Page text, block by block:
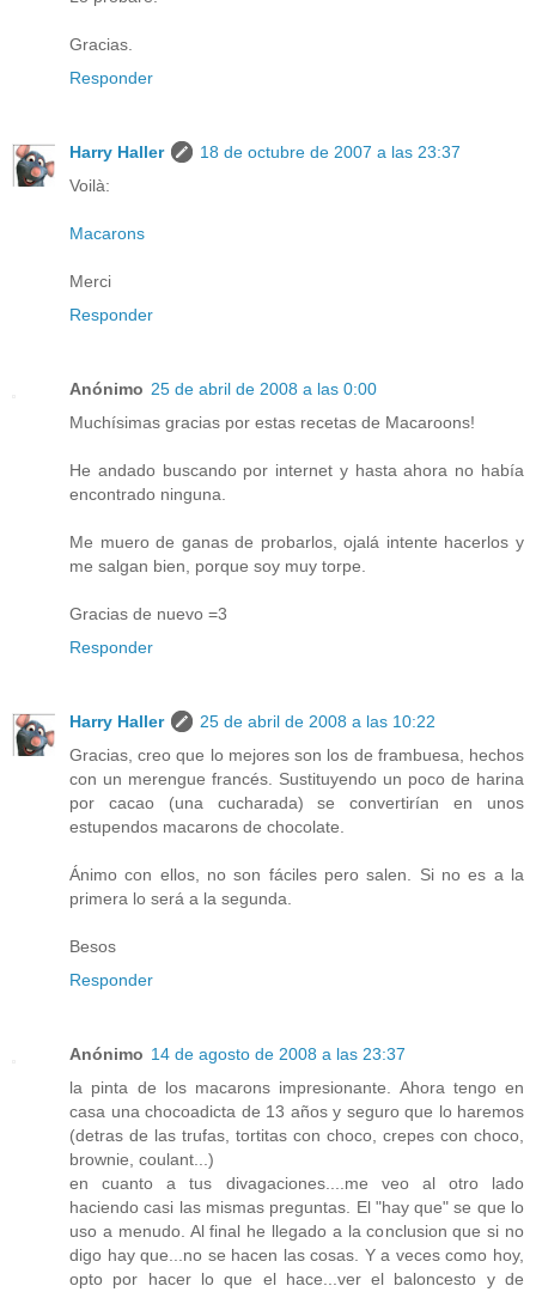
Gracias.
Responder
Harry Haller
18 de octubre de 2007 a las 23:37
Voilà:
Macarons
Merci
Responder
Anónimo 25 de abril de 2008 a las 0:00
Muchísimas gracias por estas recetas de Macaroons!
He andado buscando por internet y hasta ahora no había
encontrado ninguna.
Me muero de ganas de probarlos, ojalá intente hacerlos y
me salgan bien, porque soy muy torpe.
Gracias de nuevo =3
Responder
Harry Haller
25 de abril de 2008 a las 10:22
Gracias, creo que lo mejores son los de frambuesa, hechos
con un merengue francés. Sustituyendo un poco de harina
por cacao (una cucharada) se convertirían en unos
estupendos macarons de chocolate.
Ánimo con ellos, no son fáciles pero salen. Si no es a la
primera lo será a la segunda.
Besos
Responder
Anónimo 14 de agosto de 2008 a las 23:37
la pinta de los macarons impresionante. Ahora tengo en
casa una chocoadicta de 13 años y seguro que lo haremos
(detras de las trufas, tortitas con choco, crepes con choco,
brownie, coulant...)
en cuanto a tus divagaciones....me veo al otro lado
haciendo casi las mismas preguntas. El "hay que" se que lo
uso a menudo. Al final he llegado a la conclusion que si no
digo hay que...no se hacen las cosas. Y a veces como hoy,
opto por hacer lo que el hace...ver el baloncesto y de